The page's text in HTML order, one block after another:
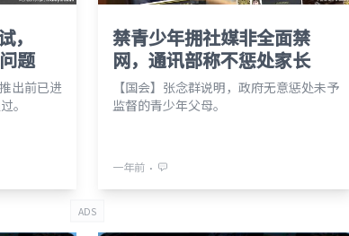
，
题
出前已进
。
禁青少年拥社媒非全面禁
网，通讯部称不惩处家长
【国会】张念群说明，政府无意惩处未予
监督的青少年父母。
一年前 ⋅
ADS